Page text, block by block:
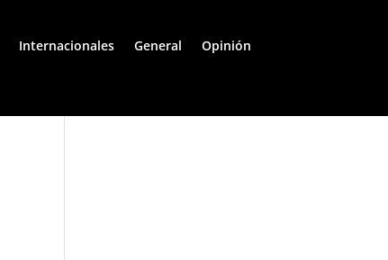
Internacionales General Opinión